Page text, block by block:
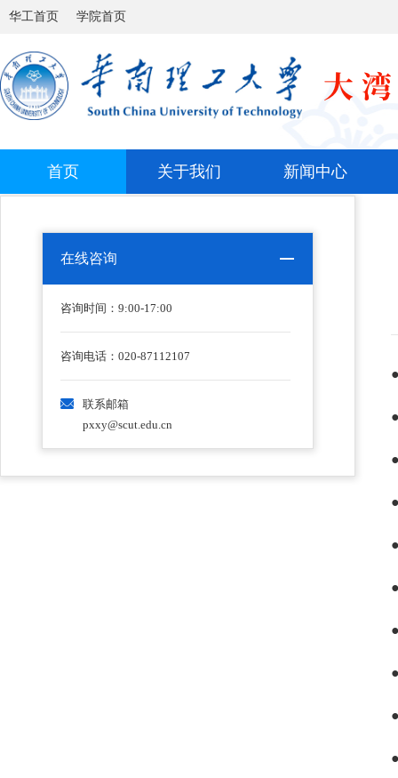
华工首页 学院首页
首页 关于我们 新闻中心
在线咨询
咨询时间： 9:00-17:00
咨询电话：020-87112107
联系邮箱
pxxy@scut.edu.cn